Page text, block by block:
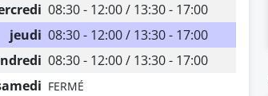
08:30 - 12:00 / 13:30 - 17:00
jeudi 08:30 - 12:00 / 13:30 - 17:00
08:30 - 12:00 / 13:30 - 17:00
FERMÉ